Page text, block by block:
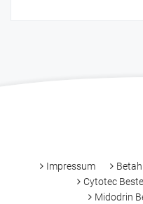
Impressum
Cytotec
Midodrin